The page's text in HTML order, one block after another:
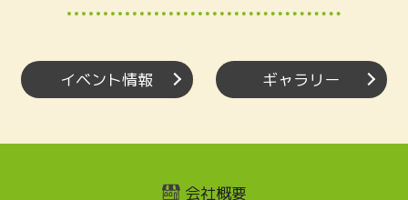
イベント情報 ギャラリー
会社概要